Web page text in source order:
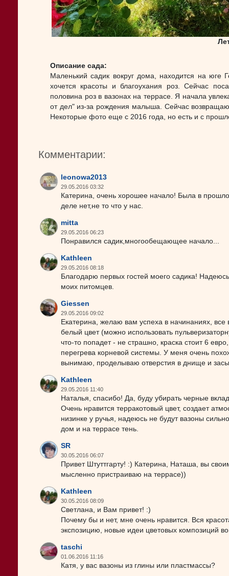
Описание сада:
Маленький садик вокруг дома, находится на юге
хочется красоты и благоухания роз. Сейчас
половина роз в вазонах на террасе. Я начала
от дел" из-за рождения малыша. Сейчас
Некоторые фото еще с 2016 года, но есть и с
Комментарии:
leonowa2013
29.05.2016 03:32
Катерина, очень хорошее начало! Была в
деле нет,не то что у нас.
mitta
29.05.2016 06:23
Понравился садик,многообещающее начало...
Kathleen
29.05.2016 08:18
Благодарю первых гостей моего садика!
моих питомцев.
Giessen
29.05.2016 09:02
Екатерина, желаю вам успеха в начинаниях,
белый цвет (можно использовать
что-то попадет - не страшно, краска стоит 6
перегрева корневой системы. У меня очень
вынимаю, проделываю отверстия в днище и
Kathleen
29.05.2016 11:40
Наталья, спасибо! Да, буду убирать черные
Очень нравится терракотовый цвет, создает
низинке у ручья, надеюсь не будут вазоны
дом и на террасе тень.
SR
30.05.2016 06:07
Привет Штуттгарту! :) Катерина, Наташа, вы
мысленно пристраиваю на террасе))
Kathleen
30.05.2016 08:09
Светлана, и Вам привет! :)
Почему бы и нет, мне очень нравится. Вся
экспозицию, новые идеи цветовых композиций
taschi
01.06.2016 11:16
Катя, у вас вазоны из глины или пластмассы?